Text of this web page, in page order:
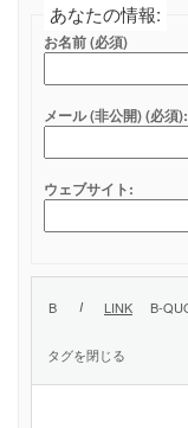
あなたの情報:
お名前 (必須)
メール (非公開) (必須):
ウェブサイト: